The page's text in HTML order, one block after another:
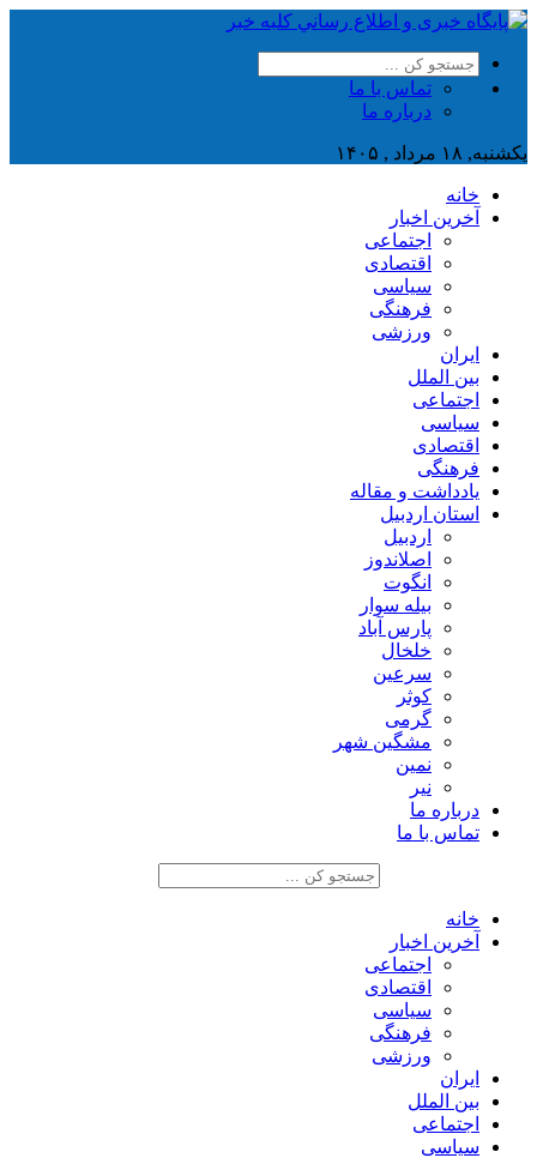
تماس با ما
درباره ما
یکشنبه, ۱۸ مرداد , ۱۴۰۵
خانه
آخرین اخبار
اجتماعی
اقتصادی
سیاسی
فرهنگی
ورزشی
ایران
بین الملل
اجتماعی
سیاسی
اقتصادی
فرهنگی
یادداشت و مقاله
استان اردبیل
اردبیل
اصلاندوز
انگوت
بیله سوار
پارس آباد
خلخال
سرعین
کوثر
گرمی
مشگین شهر
نمین
نیر
درباره ما
تماس با ما
خانه
آخرین اخبار
اجتماعی
اقتصادی
سیاسی
فرهنگی
ورزشی
ایران
بین الملل
اجتماعی
سیاسی